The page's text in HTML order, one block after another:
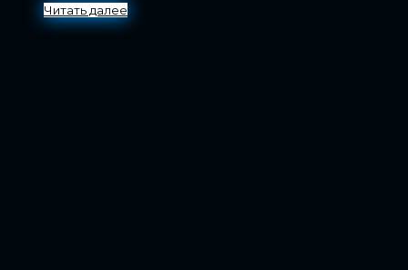
Читать далее